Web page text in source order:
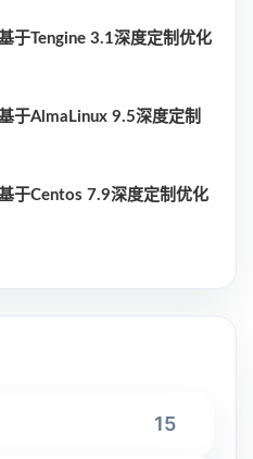
于Tengine 3.1深度定制优化
于AlmaLinux 9.5深度定制
于Centos 7.9深度定制优化
15